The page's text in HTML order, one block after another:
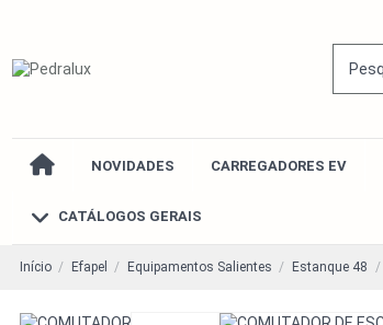
NOVIDADES CARREGADORES EV
CATÁLOGOS GERAIS
Início Efapel Equipamentos Salientes Estanque 48